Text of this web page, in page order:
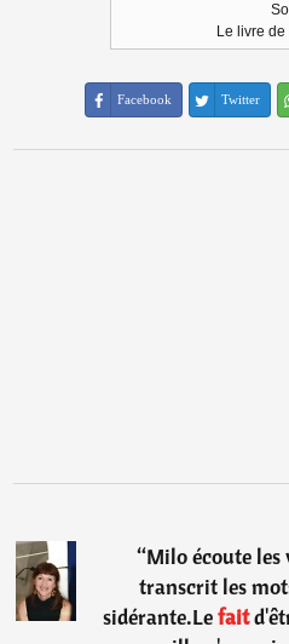
Le livre
Facebook Twitter
“Milo écoute les
transcrit les
sidérante.Lefait